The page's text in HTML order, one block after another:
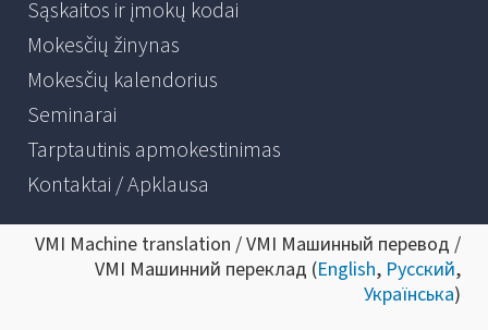
Sąskaitos ir įmokų kodai
Mokesčių žinynas
Mokesčių kalendorius
Seminarai
Tarptautinis apmokestinimas
Kontaktai / Apklausa
VMI Machine translation / VMI Машинный перевод /
VMI Машинний переклад (English, Русский,
Українська)